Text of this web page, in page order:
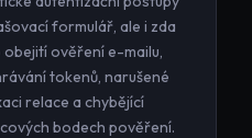
formulář, ale i zda
ověření e-mailu,
tokenů, narušené
relace a chybějící
bodech pověření.